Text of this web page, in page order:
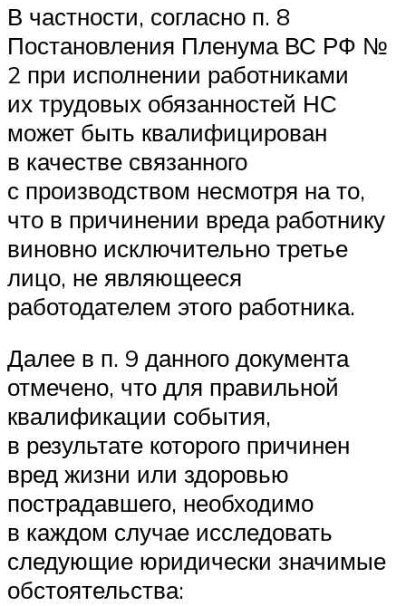
В частности, согласно п. 8
Постановления Пленума ВС РФ №
2 при исполнении работниками
их трудовых обязанностей НС
может быть квалифицирован
в качестве связанного
с производством несмотря на то,
что в причинении вреда работнику
виновно исключительно третье
лицо, не являющееся
работодателем этого работника.
Далее в п. 9 данного документа
отмечено, что для правильной
квалификации события,
в результате которого причинен
вред жизни или здоровью
пострадавшего, необходимо
в каждом случае исследовать
следующие юридически значимые
обстоятельства: